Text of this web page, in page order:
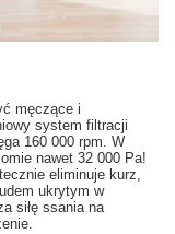
męczące i
system filtracji
160 000 rpm. W
nawet 32 000 Pa!
eliminuje kurz,
ukrytym w
siłę ssania na